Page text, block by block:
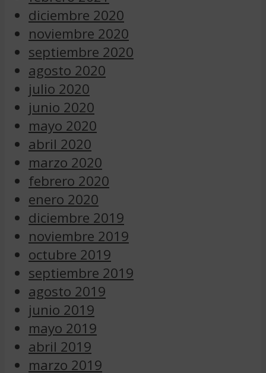
diciembre 2020
noviembre 2020
septiembre 2020
agosto 2020
julio 2020
junio 2020
mayo 2020
abril 2020
marzo 2020
febrero 2020
enero 2020
diciembre 2019
noviembre 2019
octubre 2019
septiembre 2019
agosto 2019
junio 2019
mayo 2019
abril 2019
marzo 2019